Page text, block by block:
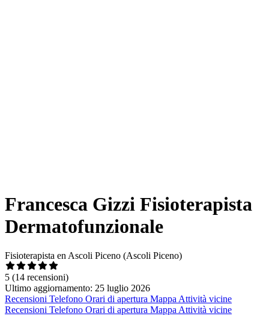
Francesca Gizzi Fisioterapista
Dermatofunzionale
Fisioterapista en Ascoli Piceno (Ascoli Piceno)
5 (14 recensioni)
Ultimo aggiornamento: 25 luglio 2026
Recensioni Telefono Orari di apertura Mappa Attività vicine
Recensioni Telefono Orari di apertura Mappa Attività vicine